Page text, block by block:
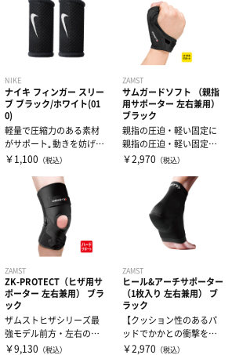
NIKE
ナイキ フィンガー スリー
ブ ブラック/ホワイト(01
0)
軽量で圧縮力のある素材
がサポート｡動きを妨げな
い柔軟性と通気性で快適
￥1,100 （税込）
ZAMST
サムガードソフト （親指
用サポーター 左右兼用）
ブラック
親指の圧迫・軽い固定に
親指の圧迫・軽い固定に
最適。2ステップの簡単装
￥2,970 （税込）
ZAMST
ZK-PROTECT（ヒザ用サ
ポーター 左右兼用） ブラ
ック
ザムストヒザシリーズ最
強モデル前方・左右のブ
レを抑えるサポート力最
￥9,130 （税込）
ZAMST
ヒール&アーチサポーター
（1枚入り 左右兼用） ブ
ラック
【クッション性のあるパ
ッドでかかとの衝撃を緩
和】素早く形状が復元す
￥2,970 （税込）